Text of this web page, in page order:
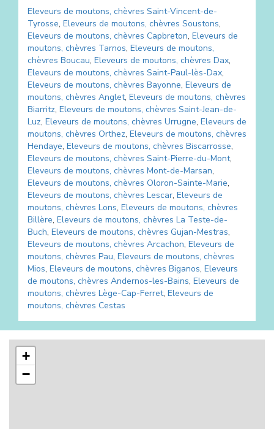
Eleveurs de moutons, chèvres Saint-Vincent-de-
Tyrosse, Eleveurs de moutons, chèvres Soustons,
Eleveurs de moutons, chèvres Capbreton, Eleveurs de
moutons, chèvres Tarnos, Eleveurs de moutons,
chèvres Boucau, Eleveurs de moutons, chèvres Dax,
Eleveurs de moutons, chèvres Saint-Paul-lès-Dax,
Eleveurs de moutons, chèvres Bayonne, Eleveurs de
moutons, chèvres Anglet, Eleveurs de moutons, chèvres
Biarritz, Eleveurs de moutons, chèvres Saint-Jean-de-
Luz, Eleveurs de moutons, chèvres Urrugne, Eleveurs de
moutons, chèvres Orthez, Eleveurs de moutons, chèvres
Hendaye, Eleveurs de moutons, chèvres Biscarrosse,
Eleveurs de moutons, chèvres Saint-Pierre-du-Mont,
Eleveurs de moutons, chèvres Mont-de-Marsan,
Eleveurs de moutons, chèvres Oloron-Sainte-Marie,
Eleveurs de moutons, chèvres Lescar, Eleveurs de
moutons, chèvres Lons, Eleveurs de moutons, chèvres
Billère, Eleveurs de moutons, chèvres La Teste-de-
Buch, Eleveurs de moutons, chèvres Gujan-Mestras,
Eleveurs de moutons, chèvres Arcachon, Eleveurs de
moutons, chèvres Pau, Eleveurs de moutons, chèvres
Mios, Eleveurs de moutons, chèvres Biganos, Eleveurs
de moutons, chèvres Andernos-les-Bains, Eleveurs de
moutons, chèvres Lège-Cap-Ferret, Eleveurs de
moutons, chèvres Cestas
+
−